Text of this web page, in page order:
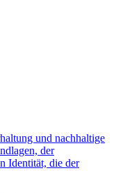
und nachhaltige
der
Identität, die der